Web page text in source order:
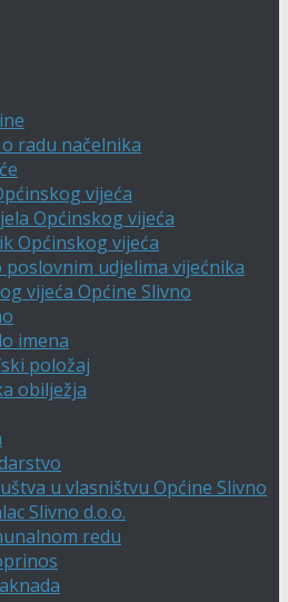
radu načelnika
vijeća
Općinskog vijeća
Općinskog vijeća
poslovnim udjelima vijećnika
vijeća Općine Slivno
imena
položaj
obilježja
u vlasništvu Općine Slivno
Slivno d.o.o.
redu